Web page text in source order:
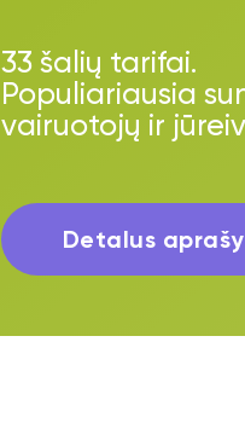
33 šalių tarifai.
Populiariausia
vairuotojų ir
Detalus